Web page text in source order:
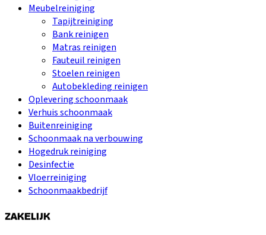
Meubelreiniging
Tapijtreiniging
Bank reinigen
Matras reinigen
Fauteuil reinigen
Stoelen reinigen
Autobekleding reinigen
Oplevering schoonmaak
Verhuis schoonmaak
Buitenreiniging
Schoonmaak na verbouwing
Hogedruk reiniging
Desinfectie
Vloerreiniging
Schoonmaakbedrijf
ZAKELIJK